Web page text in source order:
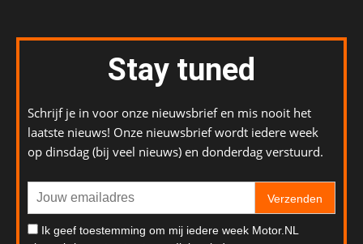
Stay tuned
Schrijf je in voor onze nieuwsbrief en mis nooit het
laatste nieuws! Onze nieuwsbrief wordt iedere week
op dinsdag (bij veel nieuws) en donderdag verstuurd.
Verzenden
Ik geef toestemming om mij iedere week Motor.NL